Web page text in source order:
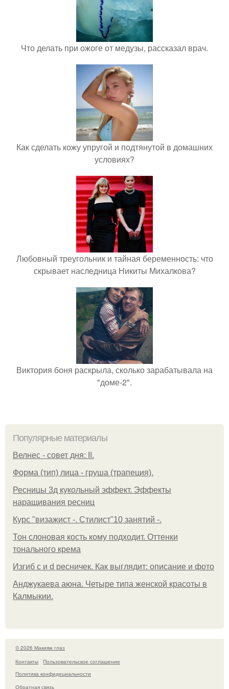
Что делать при ожоге от медузы, рассказал врач.
Как сделать кожу упругой и подтянутой в домашних
условиях?
Любовный треугольник и тайная беременность: что
скрывает наследница Никиты Михалкова?
Виктория боня раскрыла, сколько зарабатывала на
"доме-2".
Популярные материалы
Велнес - совет дня: II.
Форма (тип) лица - груша (трапеция).
Ресницы 3д кукольный эффект. Эффекты
наращивания ресниц
Курс "визажист -. Стилист"10 занятий -.
Тон слоновая кость кому подходит. Оттенки
тонального крема
Изгиб c и d ресничек. Как выглядит: описание и фото
Анджукаева аюна. Четыре типа женской красоты в
Калмыкии.
© 2026 Макияж глаз
Контакты
Пользовательское соглашение
Политика конфидециальности
Обратная связь